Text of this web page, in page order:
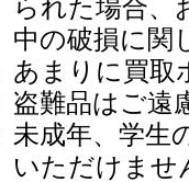
られた場合、
中の破損に関
あまりに買取
盗難品はご遠
未成年、学生
いただけませ